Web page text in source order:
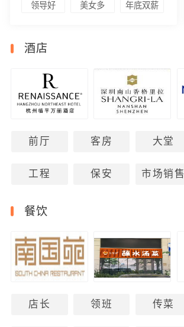
领导好 美女多 年底双薪
酒店
前厅 客房 大堂
工程 保安 市场销售
餐饮
店长 领班 传菜